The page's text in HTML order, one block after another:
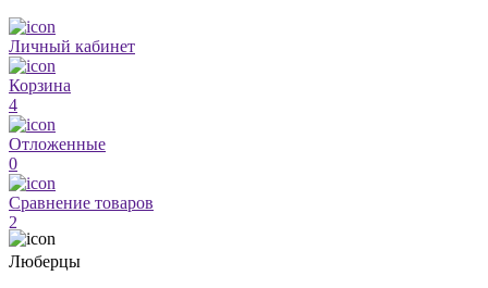
Личный кабинет
Корзина
4
Отложенные
0
Сравнение товаров
2
Люберцы